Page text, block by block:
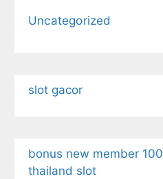
Uncategorized
slot gacor
bonus new member 100
thailand slot